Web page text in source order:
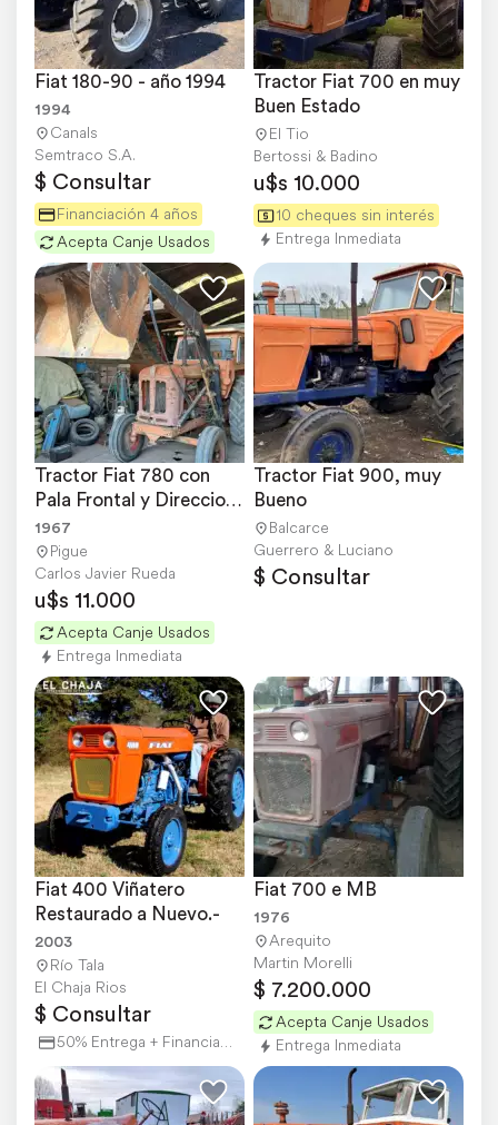
Fiat 180-90 - año 1994
1994
Canals
Semtraco S.A.
$ Consultar
Financiación 4 años
Acepta Canje Usados
Tractor Fiat 700 en muy
Buen Estado
El Tio
Bertossi & Badino
u$s 10.000
10 cheques sin interés
Entrega Inmediata
Tractor Fiat 780 con
Pala Frontal y Direccion
Hidraulica
1967
Pigue
Carlos Javier Rueda
u$s 11.000
Acepta Canje Usados
Entrega Inmediata
Tractor Fiat 900, muy
Bueno
Balcarce
Guerrero & Luciano
$ Consultar
Fiat 400 Viñatero
Restaurado a Nuevo.-
2003
Río Tala
El Chaja Rios
$ Consultar
50% Entrega + Financiación
Fiat 700 e MB
1976
Arequito
Martin Morelli
$ 7.200.000
Acepta Canje Usados
Entrega Inmediata